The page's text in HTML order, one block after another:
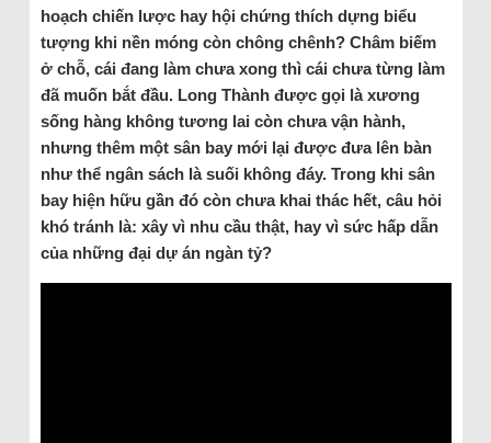
hoạch chiến lược hay hội chứng thích dựng biểu
tượng khi nền móng còn chông chênh? Châm biếm
ở chỗ, cái đang làm chưa xong thì cái chưa từng làm
đã muốn bắt đầu. Long Thành được gọi là xương
sống hàng không tương lai còn chưa vận hành,
nhưng thêm một sân bay mới lại được đưa lên bàn
như thể ngân sách là suối không đáy. Trong khi sân
bay hiện hữu gần đó còn chưa khai thác hết, câu hỏi
khó tránh là: xây vì nhu cầu thật, hay vì sức hấp dẫn
của những đại dự án ngàn tỷ?